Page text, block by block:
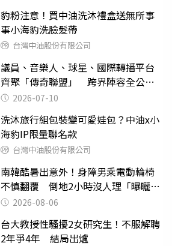
豹粉注意！買中油洗沐禮盒送無所事
事小海豹洗臉髮帶
台灣中油股份有限公司
議員、音樂人、球星、國際轉播平台
齊聚「傳奇聯盟」 跨界陣容全公
開 劍指亞洲新傳奇聯賽
2026-07-10
洗沐旅行組包裝變可愛娃包？中油x小
海豹IP限量聯名款
台灣中油股份有限公司
南韓酷暑出意外！身障男乘電動輪椅
不慎翻覆 倒地2小時沒人理「曝曬
亡」2026-08-06
台大教授性騷擾2女研究生！不服解聘
2年爭4年 結局出爐